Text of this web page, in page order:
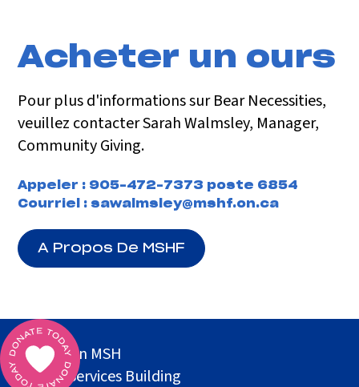
Acheter un ours
Pour plus d'informations sur Bear Necessities,
veuillez contacter Sarah Walmsley, Manager,
Community Giving.
Appeler : 905-472-7373 poste 6854
Courriel :sawalmsley@mshf.on.ca
A Propos De MSHF
Fondation MSH
Health Services Building